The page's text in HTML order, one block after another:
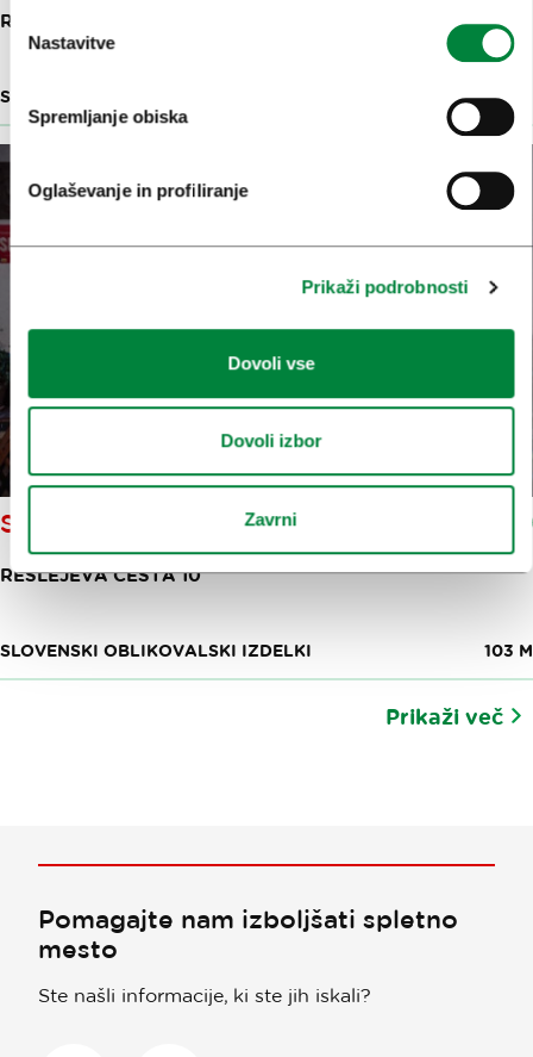
Nastavitve
Spremljanje obiska
Oglaševanje in profiliranje
Prikaži podrobnosti
Dovoli vse
Dovoli izbor
Zavrni
RESLJEVA CESTA 10
SLOVENSKI OBLIKOVALSKI IZDELKI 102 M
SITAR 1920
RESLEJEVA CESTA 10
SLOVENSKI OBLIKOVALSKI IZDELKI 103 M
Prikaži več
Pomagajte nam izboljšati spletno
mesto
Ste našli informacije, ki ste jih iskali?